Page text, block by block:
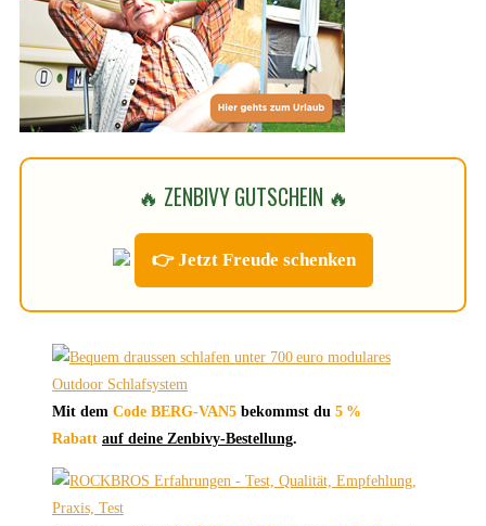
🔥 ZENBIVY GUTSCHEIN 🔥
👉 Jetzt Freude schenken
Mit dem Code BERG-VAN5 bekommst du 5 %
Rabatt auf deine Zenbivy-Bestellung.